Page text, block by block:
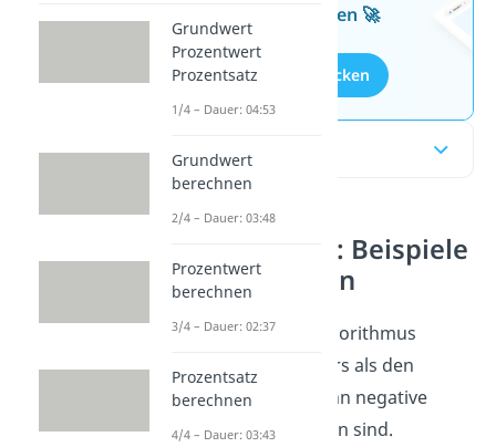
kostenlosen Aufgaben 🚀
Aufgaben entdecken
Inhaltsübersicht
Dualer Simplex: Beispiele
und Erklärungen
Den dualen Simplex Algorithmus
verwendet man – anders als den
primalen Simplex – wenn negative
rechte Seiten vorhanden sind.
Grundwert
Prozentwert
Prozentsatz
1/4 – Dauer: 04:53
Grundwert
berechnen
2/4 – Dauer: 03:48
Prozentwert
berechnen
3/4 – Dauer: 02:37
Prozentsatz
berechnen
4/4 – Dauer: 03:43